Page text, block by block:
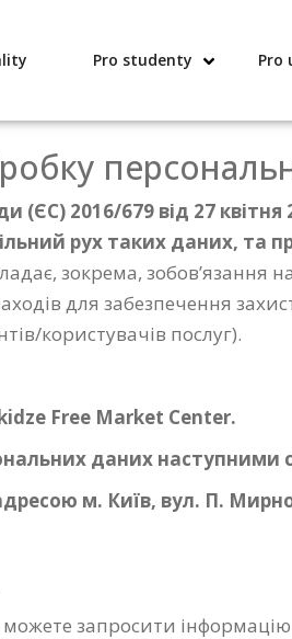
Pro studenty Pro
2016/679 від 27 квітня
рух таких даних, та
зокрема, зобов’язання
для забезпечення
користувачів послуг).
Free Market Center.
даних наступними
м. Київ, вул. П.
запросити інформацію